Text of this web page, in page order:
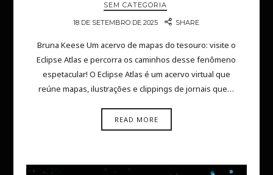
SEM CATEGORIA
18 DE SETEMBRO DE 2025 SHARE
Bruna Keese Um acervo de mapas do tesouro: visite o
Eclipse Atlas e percorra os caminhos desse fenômeno
espetacular! O Eclipse Atlas é um acervo virtual que
reúne mapas, ilustrações e clippings de jornais que…
READ MORE